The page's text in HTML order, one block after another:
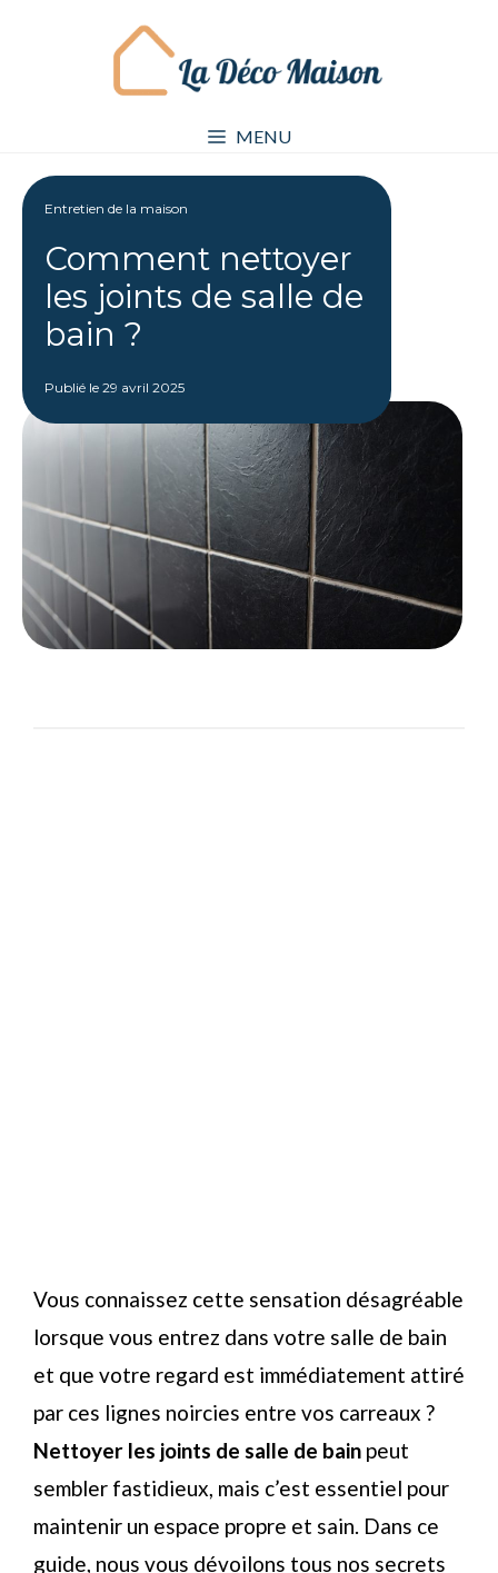
MENU
Entretien de la maison
Comment nettoyer
les joints de salle de
bain ?
Publié le 29 avril 2025
Vous connaissez cette sensation désagréable
lorsque vous entrez dans votre salle de bain
et que votre regard est immédiatement attiré
par ces lignes noircies entre vos carreaux ?
Nettoyer les joints de salle de bain peut
sembler fastidieux, mais c’est essentiel pour
maintenir un espace propre et sain. Dans ce
guide, nous vous dévoilons tous nos secrets